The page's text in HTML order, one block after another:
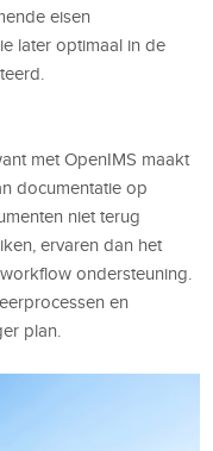
eisen
later optimaal in de
met OpenIMS maakt
documentatie op
niet terug
ervaren dan het
ondersteuning.
en
plan.